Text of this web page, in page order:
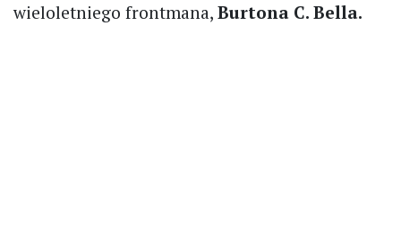
wieloletniego frontmana, Burtona C. Bella.